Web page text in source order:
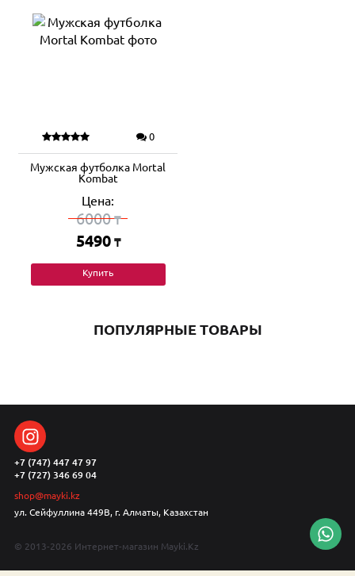
0
Мужская футболка Mortal
Kombat
Цена:
6000₸
5490 ₸
Купить
ПОПУЛЯРНЫЕ ТОВАРЫ
+7 (747) 447 47 97
+7 (727) 346 69 04
shop@mayki.kz
ул. Сейфуллина 449В, г. Алматы, Казахстан
© 2013-2026 Интернет-магазин Mayki.Kz